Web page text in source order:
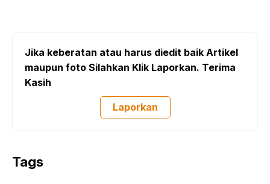
Jika keberatan atau harus diedit baik Artikel
maupun foto Silahkan Klik Laporkan. Terima
Kasih
Laporkan
Tags